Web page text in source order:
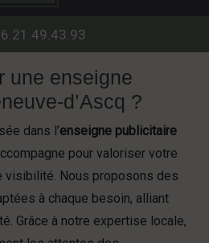
une enseigne
d’Ascq ?
dans l’enseigne publicitaire
pour valoriser votre
visibilité. Nous proposons des
à chaque besoin, alliant
Grâce à notre expertise locale,